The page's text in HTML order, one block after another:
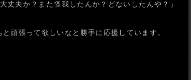
夫か？また怪我したんか？どないしたんや？」
頑張って欲しいなと勝手に応援しています。